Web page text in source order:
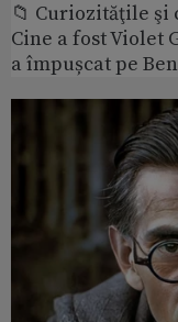
📁 Curiozităţile
Cine a fost Violet
a împușcat pe